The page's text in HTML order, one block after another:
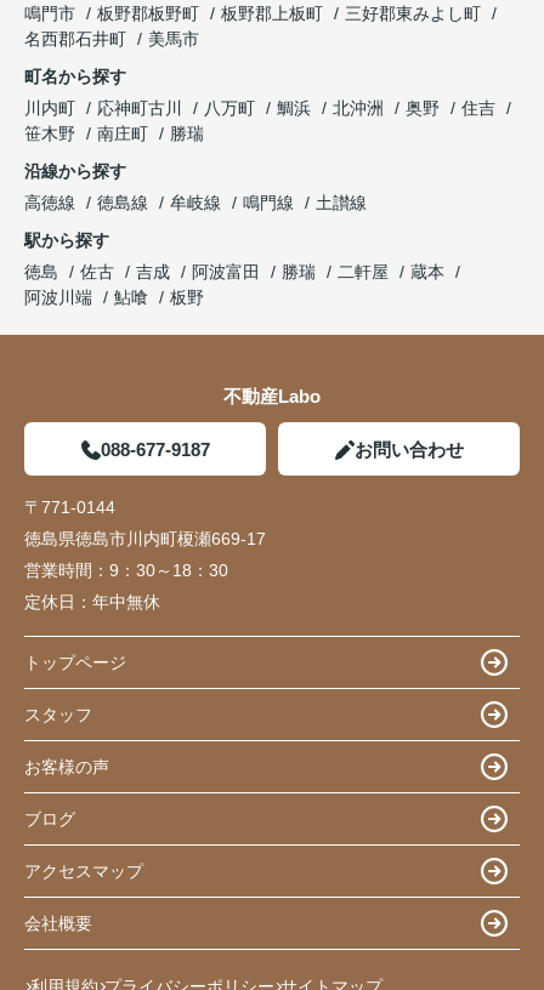
鳴門市
板野郡板野町 板野郡上板町
三好郡東みよし町
名西郡石井町
美馬市
町名から探す
川内町
応神町古川 八万町 鯛浜 北沖洲 奥野
住吉
笹木野
南庄町
勝瑞
沿線から探す
高徳線
徳島線 牟岐線 鳴門線
土讃線
駅から探す
徳島
佐古 吉成 阿波富田 勝瑞 二軒屋
蔵本
阿波川端
鮎喰 板野
不動産Labo
088-677-9187 お問い合わせ
〒771-0144
徳島県徳島市川内町榎瀬669-17
営業時間： 9：30～18：30
定休日： 年中無休
トップページ
スタッフ
お客様の声
ブログ
アクセスマップ
会社概要